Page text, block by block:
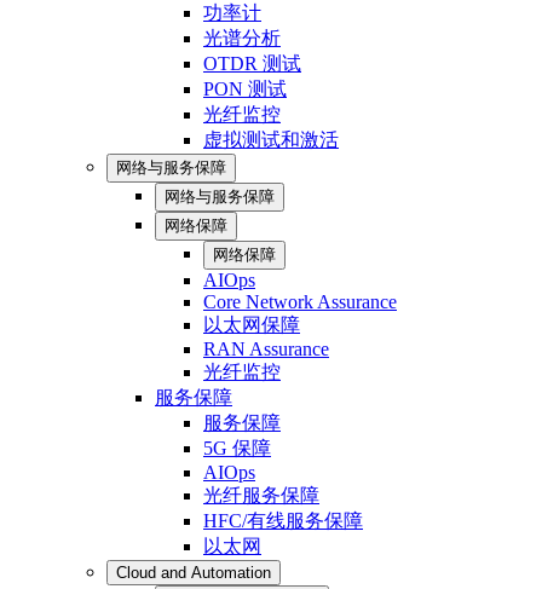
功率计
光谱分析
OTDR 测试
PON 测试
光纤监控
虚拟测试和激活
网络与服务保障
网络与服务保障
网络保障
网络保障
AIOps
Core Network Assurance
以太网保障
RAN Assurance
光纤监控
服务保障
服务保障
5G 保障
AIOps
光纤服务保障
HFC/有线服务保障
以太网
Cloud and Automation